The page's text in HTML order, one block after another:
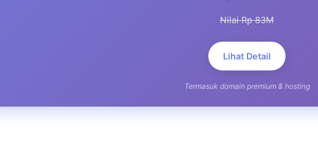
Nilai Rp 83M
Lihat Detail
Termasuk domain premium & hosting